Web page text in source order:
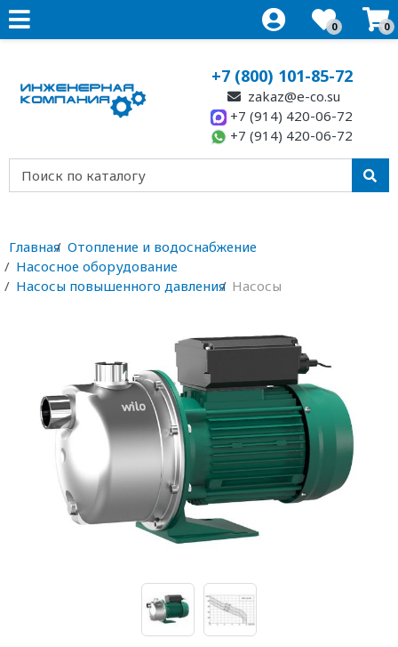
0 0
+7 (800) 101-85-72
zakaz@e-co.su
+7 (914) 420-06-72
+7 (914) 420-06-72
Главная Отопление и водоснабжение
Насосное оборудование
Насосы повышенного давления Насосы